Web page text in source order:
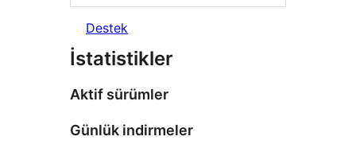
Destek
İstatistikler
Aktif sürümler
Günlük indirmeler